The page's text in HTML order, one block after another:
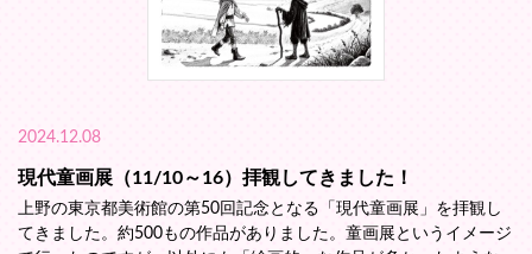
2024.12.08
現代童画展（11/10～16）拝観してきました！
上野の東京都美術館の第50回記念となる「現代童画展」を拝観し
てきました。約500もの作品がありました。童画展というイメージ